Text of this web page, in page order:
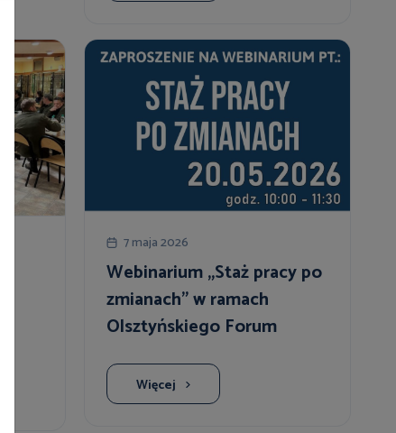
7 maja 2026
Webinarium „Staż pracy po
zmianach” w ramach
Olsztyńskiego Forum
20.05.2026 r.
Więcej